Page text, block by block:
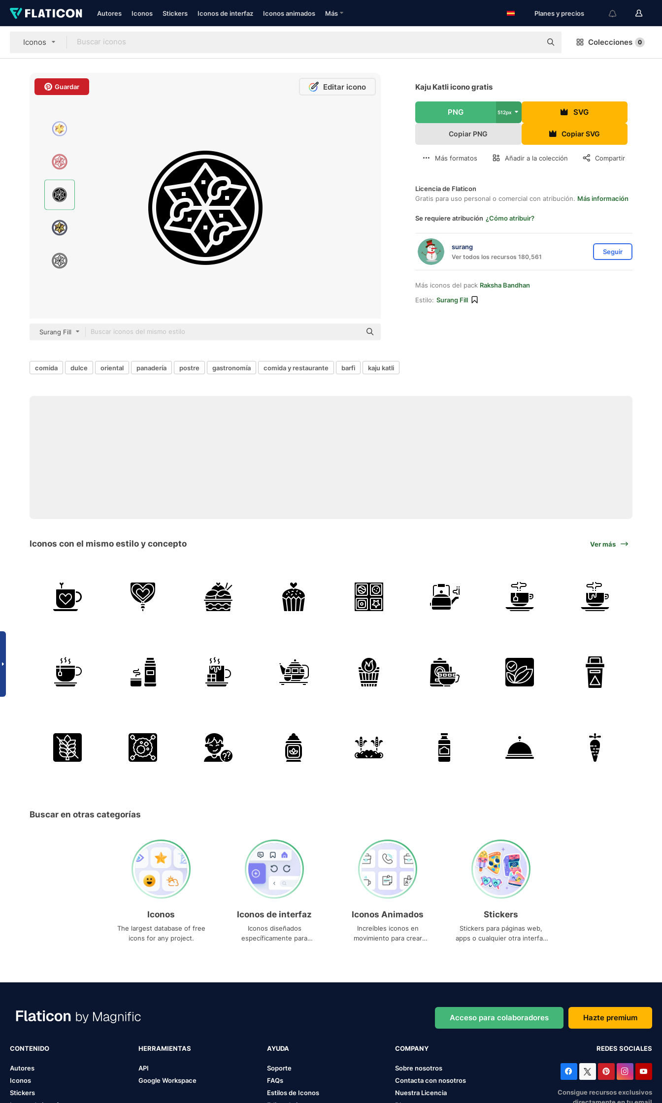
Autores Iconos Stickers Iconos de interfaz Iconos animados Más Planes y precios
Iconos Colecciones 0
Guardar Editar icono
Surang Fill
Kaju Katli icono gratis
PNG 512px SVG
Copiar PNG Copiar SVG
Más formatos Añadir a la colección Compartir
Licencia de Flaticon
Gratis para uso personal o comercial con atribución. Más información
Se requiere atribución ¿Cómo atribuir?
surang
Ver todos los recursos 180,561
Seguir
Más iconos del pack Raksha Bandhan
Estilo: Surang Fill
comida dulce oriental panadería postre gastronomía comida y restaurante barfi kaju katli
Iconos con el mismo estilo y concepto Ver más
Buscar en otras categorías
Iconos
The largest database of free
icons for any project.
Iconos de interfaz
Iconos diseñados
específicamente para
Iconos Animados
Increíbles iconos en
movimiento para crear
Stickers
Stickers para páginas web,
apps o cualquier otra interfaz
Acceso para colaboradores Hazte premium
CONTENIDO
Autores
Iconos
Stickers
HERRAMIENTAS
API
Google Workspace
AYUDA
Soporte
FAQs
Estilos de Iconos
COMPANY
Sobre nosotros
Contacta con nosotros
Nuestra Licencia
REDES SOCIALES
Consigue recursos exclusivos